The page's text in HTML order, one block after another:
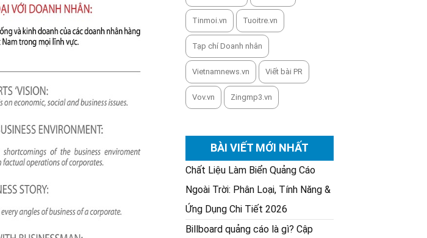
Tinmoi.vn Tuoitre.vn
Tạp chí Doanh nhân
Vietnamnews.vn Viết bài PR
Vov.vn Zingmp3.vn
BÀI VIẾT MỚI NHẤT
Chất Liệu Làm Biển Quảng Cáo
Ngoài Trời: Phân Loại, Tính Năng &
Ứng Dụng Chi Tiết 2026
Billboard quảng cáo là gì? Cập